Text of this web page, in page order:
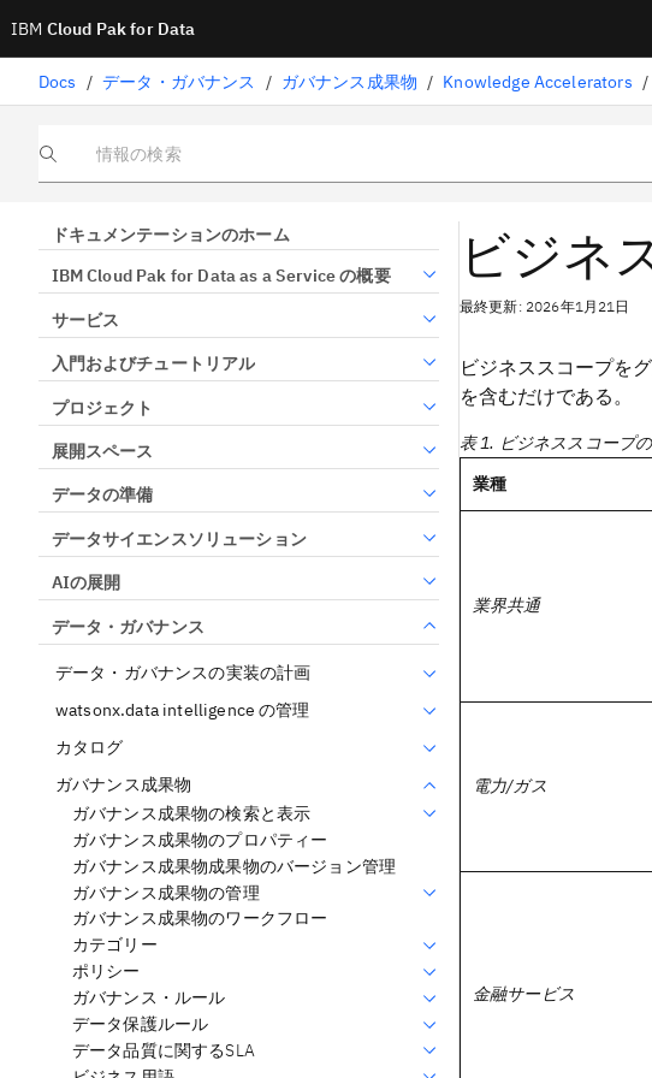
IBM Cloud Pak for Data
Docs / データ・ガバナンス / ガバナンス成果物 / Knowledge Accelerators /
情報の検索
ドキュメンテーションのホーム
IBM Cloud Pak for Data as a Service の概要
サービス
入門およびチュートリアル
プロジェクト
展開スペース
データの準備
データサイエンスソリューション
AIの展開
データ・ガバナンス
データ・ガバナンスの実装の計画
watsonx.data intelligence の管理
カタログ
ガバナンス成果物
ガバナンス成果物の検索と表示
ガバナンス成果物のプロパティー
ガバナンス成果物成果物のバージョン管理
ガバナンス成果物の管理
ガバナンス成果物のワークフロー
カテゴリー
ポリシー
ガバナンス・ルール
データ保護ルール
データ品質に関するSLA
ビジネ
最終更新: 2026年1月21日
ビジネススコープを
を含むだけである。
表 1. ビジネススコープ
業種
業界共通
電力/ガス
金融サービス